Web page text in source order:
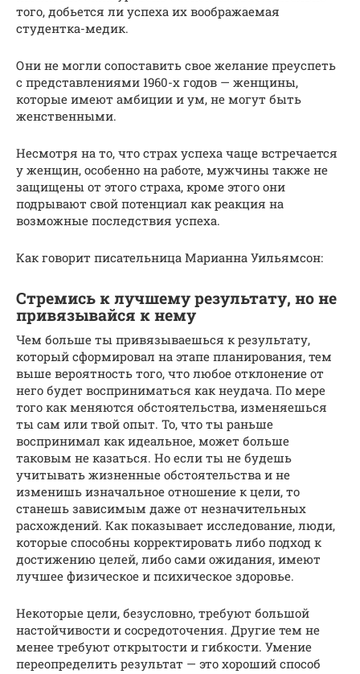
того, добьется ли успеха их воображаемая
студентка-медик.
Они не могли сопоставить свое желание преуспеть
с представлениями 1960-х годов — женщины,
которые имеют амбиции и ум, не могут быть
женственными.
Несмотря на то, что страх успеха чаще встречается
у женщин, особенно на работе, мужчины также не
защищены от этого страха, кроме этого они
подрывают свой потенциал как реакция на
возможные последствия успеха.
Как говорит писательница Марианна Уильямсон:
Стремись к лучшему результату, но не
привязывайся к нему
Чем больше ты привязываешься к результату,
который сформировал на этапе планирования, тем
выше вероятность того, что любое отклонение от
него будет восприниматься как неудача. По мере
того как меняются обстоятельства, изменяешься
ты сам или твой опыт. То, что ты раньше
воспринимал как идеальное, может больше
таковым не казаться. Но если ты не будешь
учитывать жизненные обстоятельства и не
изменишь изначальное отношение к цели, то
станешь зависимым даже от незначительных
расхождений. Как показывает исследование, люди,
которые способны корректировать либо подход к
достижению целей, либо сами ожидания, имеют
лучшее физическое и психическое здоровье.
Некоторые цели, безусловно, требуют большой
настойчивости и сосредоточения. Другие тем не
менее требуют открытости и гибкости. Умение
переопределить результат — это хороший способ